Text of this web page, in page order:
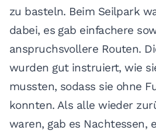
zu basteln. Beim Seilpark
dabei, es gab einfachere
anspruchsvollere Routen.
wurden gut instruiert, wie
mussten, sodass sie ohne
konnten. Als alle wieder
waren, gab es Nachtessen,